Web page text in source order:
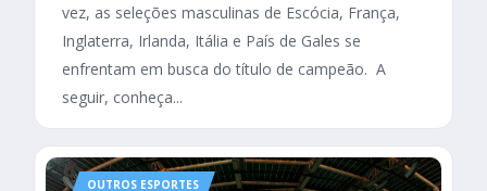
vez, as seleções masculinas de Escócia, França,
Inglaterra, Irlanda, Itália e País de Gales se
enfrentam em busca do título de campeão. A
seguir, conheça...
OUTROS ESPORTES